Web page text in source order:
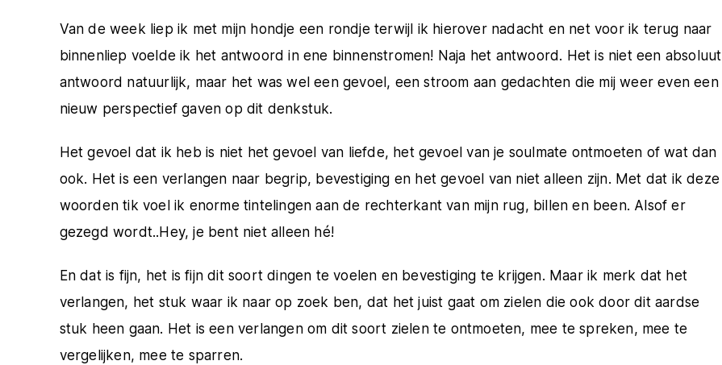
Van de week liep ik met mijn hondje een rondje terwijl ik hierover nadacht en net voor ik terug naar
binnenliep voelde ik het antwoord in ene binnenstromen! Naja het antwoord. Het is niet een absoluut
antwoord natuurlijk, maar het was wel een gevoel, een stroom aan gedachten die mij weer even een
nieuw perspectief gaven op dit denkstuk.
Het gevoel dat ik heb is niet het gevoel van liefde, het gevoel van je soulmate ontmoeten of wat dan
ook. Het is een verlangen naar begrip, bevestiging en het gevoel van niet alleen zijn. Met dat ik deze
woorden tik voel ik enorme tintelingen aan de rechterkant van mijn rug, billen en been. Alsof er
gezegd wordt..Hey, je bent niet alleen hé!
En dat is fijn, het is fijn dit soort dingen te voelen en bevestiging te krijgen. Maar ik merk dat het
verlangen, het stuk waar ik naar op zoek ben, dat het juist gaat om zielen die ook door dit aardse
stuk heen gaan. Het is een verlangen om dit soort zielen te ontmoeten, mee te spreken, mee te
vergelijken, mee te sparren.